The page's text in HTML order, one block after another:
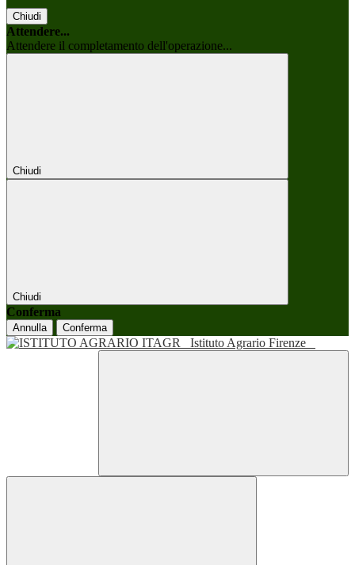
Chiudi
Attendere...
Attendere il completamento dell'operazione...
Chiudi
Chiudi
Conferma
Annulla Conferma
Istituto Agrario Firenze